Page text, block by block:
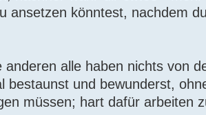
ansetzen könntest, nachdem
anderen alle haben nichts von
bestaunst und bewunderst,
müssen; hart dafür arbeiten